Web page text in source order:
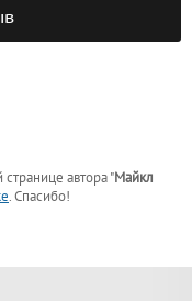
автора "Майкл
. Спасибо!